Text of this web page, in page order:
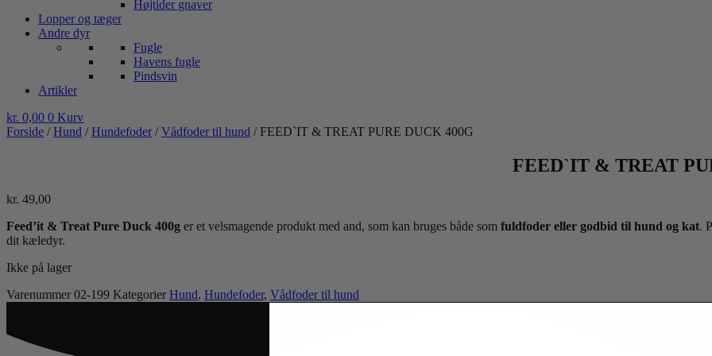
Højtider gnaver
Lopper og tæger
Andre dyr
Fugle
Havens fugle
Pindsvin
Artikler
kr. 0,00 0 Kurv
Forside /Hund /Hundefoder /Vådfoder til hund / FEED`IT & TREAT PURE DUCK 400G
FEED`IT & TREAT
kr. 49,00
Feed’it & Treat Pure Duck 400g er et velsmagende produkt med and, som kan bruges både som fuldfoder eller godbid til hund og kat.
dit kæledyr.
Ikke på lager
Varenummer 02-199 Kategorier Hund, Hundefoder, Vådfoder til hund